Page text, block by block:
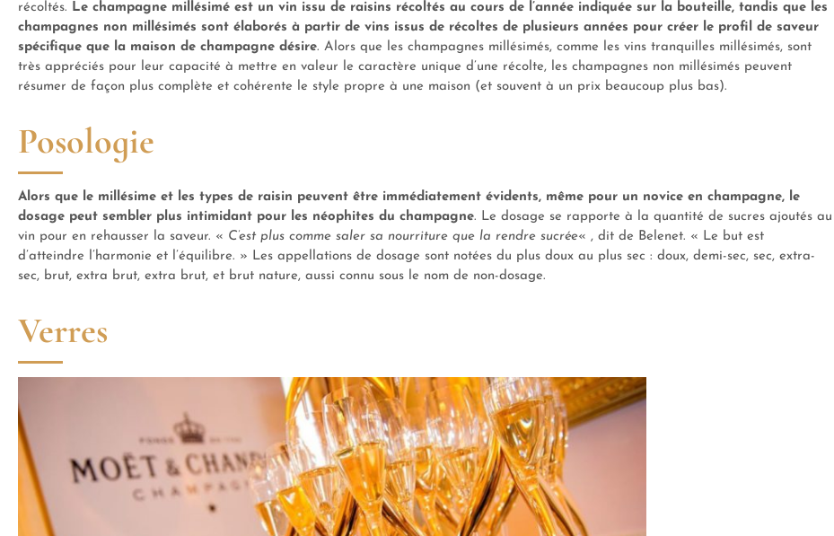
récoltés. Le champagne millésimé est un vin issu de raisins récoltés au cours de l’année indiquée sur la bouteille, tandis que les
champagnes non millésimés sont élaborés à partir de vins issus de récoltes de plusieurs années pour créer le profil de saveur
spécifique que la maison de champagne désire. Alors que les champagnes millésimés, comme les vins tranquilles millésimés, sont
très appréciés pour leur capacité à mettre en valeur le caractère unique d’une récolte, les champagnes non millésimés peuvent
résumer de façon plus complète et cohérente le style propre à une maison (et souvent à un prix beaucoup plus bas).
Posologie
Alors que le millésime et les types de raisin peuvent être immédiatement évidents, même pour un novice en champagne, le
dosage peut sembler plus intimidant pour les néophites du champagne. Le dosage se rapporte à la quantité de sucres ajoutés au
vin pour en rehausser la saveur. « C’est plus comme saler sa nourriture que la rendre sucrée« , dit de Belenet. « Le but est
d’atteindre l’harmonie et l’équilibre. » Les appellations de dosage sont notées du plus doux au plus sec : doux, demi-sec, sec, extra-
sec, brut, extra brut, extra brut, et brut nature, aussi connu sous le nom de non-dosage.
Verres